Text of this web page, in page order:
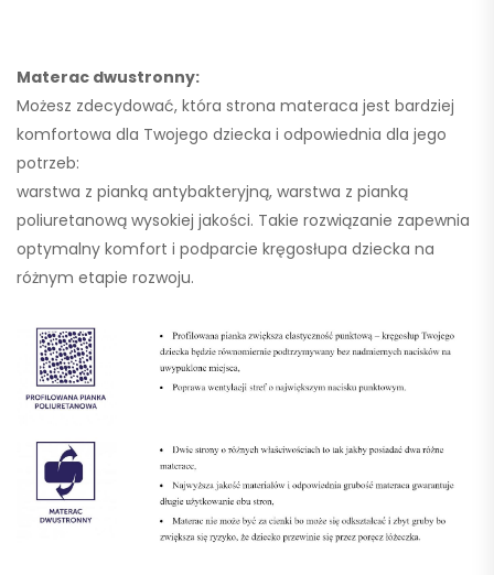
Materac dwustronny:
Możesz zdecydować, która strona materaca jest bardziej
komfortowa dla Twojego dziecka i odpowiednia dla jego
potrzeb:
warstwa z pianką antybakteryjną, warstwa z pianką
poliuretanową wysokiej jakości. Takie rozwiązanie zapewnia
optymalny komfort i podparcie kręgosłupa dziecka na
różnym etapie rozwoju.